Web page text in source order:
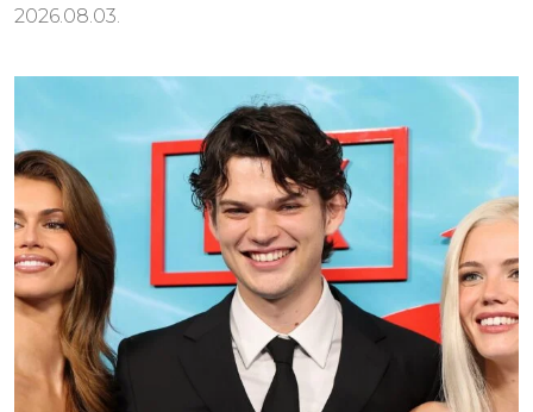
2026.08.03.